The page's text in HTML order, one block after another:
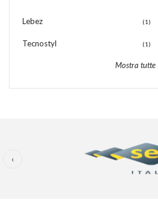
Lebez (1)
Tecnostyl (1)
Mostra tutte
‹